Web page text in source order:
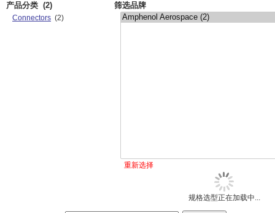
产品分类 (2)
Connectors (2)
筛选品牌
重新选择
规格选型正在加载中...